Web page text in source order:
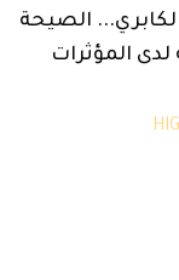
الصيحة
المؤثرات